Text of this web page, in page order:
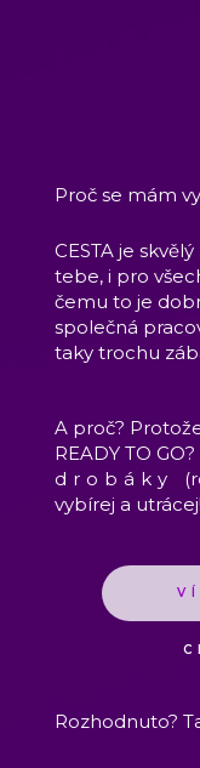
Proč se mám
CESTA je
tebe, i pro
čemu to je
společná
taky trochu
A proč?
READY TO
drobáky
vybírej a
Rozhodnuto?